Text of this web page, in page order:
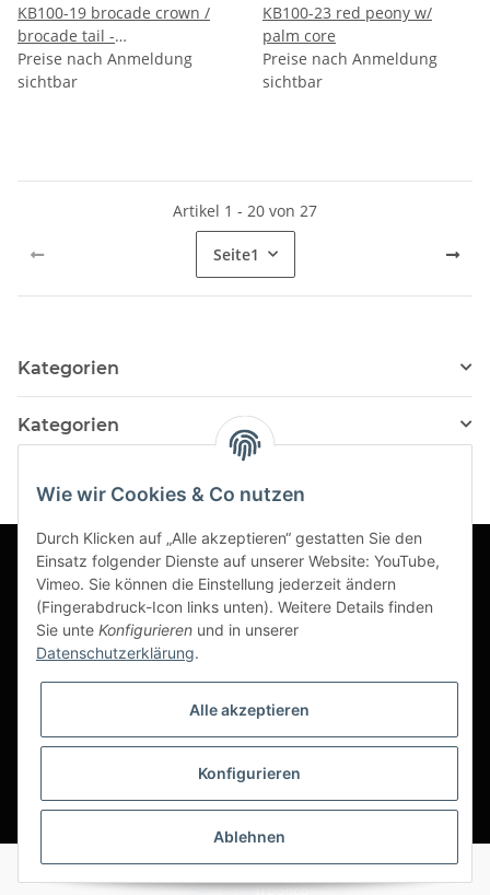
KB100-19 brocade crown /
brocade tail -
VORBESTELLUNG
Preise nach Anmeldung
sichtbar
KB100-23 red peony w/
palm core
Preise nach Anmeldung
sichtbar
Artikel 1 - 20 von 27
Seite1
Kategorien
Kategorien
Informationen
Gesetzliche Informationen
Alle Preise ohne gesetzliche Umsatzsteuer
Powered byJTL-Shop
Wie wir Cookies & Co nutzen
Durch Klicken auf „Alle akzeptieren“ gestatten Sie den
Einsatz folgender Dienste auf unserer Website: YouTube,
Vimeo. Sie können die Einstellung jederzeit ändern
(Fingerabdruck-Icon links unten). Weitere Details finden
Sie unte Konfigurieren und in unserer
Datenschutzerklärung.
Alle akzeptieren
Konfigurieren
Ablehnen